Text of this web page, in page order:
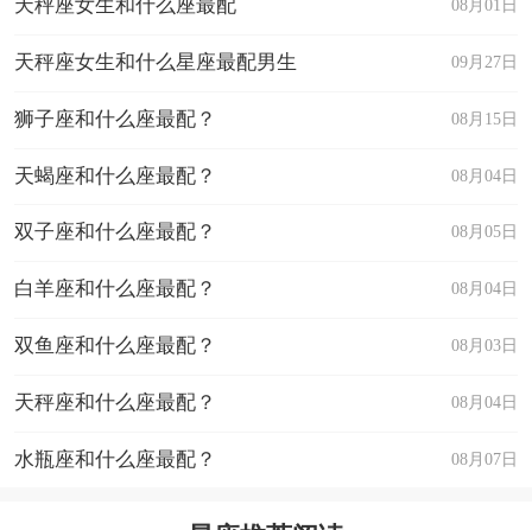
08月01日
天秤座女生和什么座最配
09月27日
天秤座女生和什么星座最配男生
08月15日
狮子座和什么座最配？
08月04日
天蝎座和什么座最配？
08月05日
双子座和什么座最配？
08月04日
白羊座和什么座最配？
08月03日
双鱼座和什么座最配？
08月04日
天秤座和什么座最配？
08月07日
水瓶座和什么座最配？